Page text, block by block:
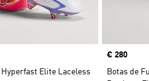
Hyperfast Elite Laceless
Price
€ 280
Botas de